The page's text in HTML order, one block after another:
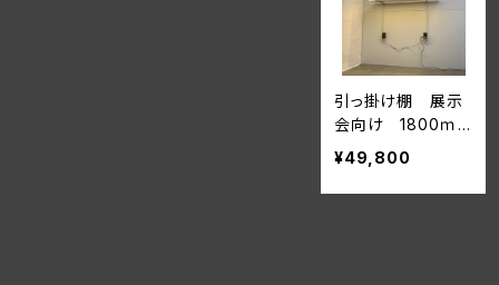
引っ掛け棚 展示
会向け 1800ｍ
ｍタイプ(照明付き
棚板2枚付き)
¥49,800